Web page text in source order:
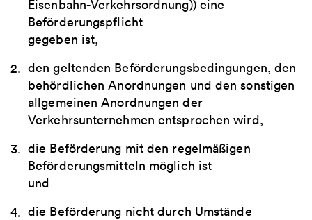
Eisenbahn-Verkehrsordnung)) eine
Beförderungspflicht
gegeben ist,
den geltenden Beförderungsbedingungen, den
behördlichen Anordnungen und den sonstigen
allgemeinen Anordnungen der
Verkehrsunternehmen entsprochen wird,
die Beförderung mit den regelmäßigen
Beförderungsmitteln möglich ist
und
die Beförderung nicht durch Umstände